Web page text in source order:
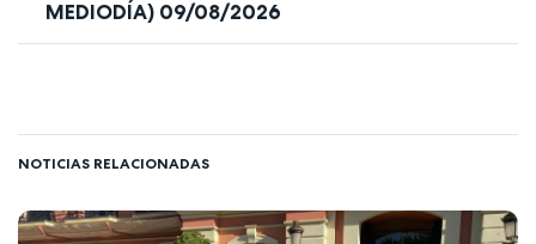
MEDIODÍA) 09/08/2026
NOTICIAS RELACIONADAS